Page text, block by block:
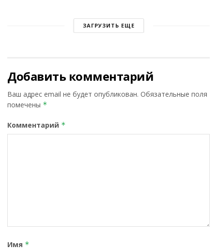
ЗАГРУЗИТЬ ЕЩЕ
Добавить комментарий
Ваш адрес email не будет опубликован. Обязательные поля
помечены *
Комментарий *
Имя *